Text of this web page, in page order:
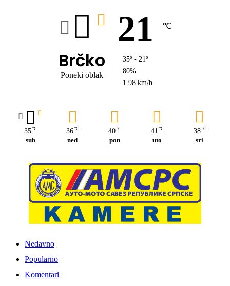
Brčko
Poneki oblak
21 ℃
35º - 21º
80%
1.98 km/h
35 ℃
sub
36 ℃
ned
40 ℃
pon
41 ℃
uto
38 ℃
sri
Nedavno
Popularno
Komentari